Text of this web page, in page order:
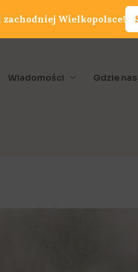
Wiadomości Gdzie
Wielkopolsce!